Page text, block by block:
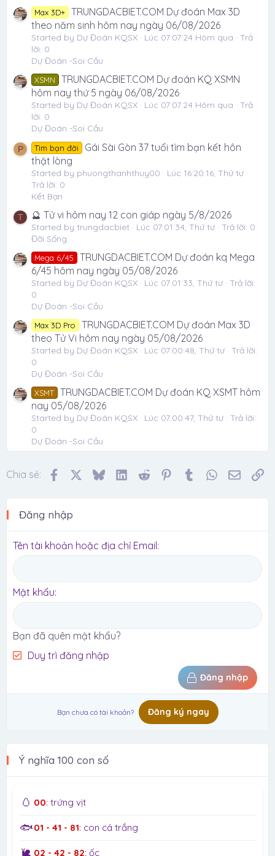
Max 3D+
TRUNGDACBIET.COM Dự đoán Max 3D
theo năm sinh hôm nay ngày 06/08/2026
Started by Dự Đoán KQSX Lúc 07:07:24 Hôm qua
Trả
lời: 0
Dự Đoán -Soi Cầu
XSMN
TRUNGDACBIET.COM Dự đoán KQ XSMN
hôm nay thứ 5 ngày 06/08/2026
Started by Dự Đoán KQSX Lúc 07:07:24 Hôm qua
Trả
lời: 0
Dự Đoán -Soi Cầu
P Tìm bạn đời
Gái Sài Gòn 37 tuổi tìm bạn kết hôn
thật lòng
Started by phuongthanhthuy00
Lúc 16:20:16, Thứ tư
Trả lời: 0
Kết Bạn
T 🔮 Tử vi hôm nay 12 con giáp ngày 5/8/2026
Started by trungdacbiet Lúc 07:01:34, Thứ tư Trả lời: 0
Đời Sống
Mega 6/45
TRUNGDACBIET.COM Dự đoán kq Mega
6/45 hôm nay ngày 05/08/2026
Started by Dự Đoán KQSX Lúc 07:01:33, Thứ tư Trả lời:
0
Dự Đoán -Soi Cầu
Max 3D Pro
TRUNGDACBIET.COM Dự đoán Max 3D
theo Tử Vi hôm nay ngày 05/08/2026
Started by Dự Đoán KQSX Lúc 07:00:48, Thứ tư Trả lời:
0
Dự Đoán -Soi Cầu
XSMT TRUNGDACBIET.COM Dự đoán KQ XSMT hôm
nay 05/08/2026
Started by Dự Đoán KQSX Lúc 07:00:47, Thứ tư Trả lời:
0
Dự Đoán -Soi Cầu
Chia sẻ: FacebookBlueskyLinkedIn
Reddit Pinterest
Tumblr WhatsApp
Email
Đăng nhập
Tên tài khoản hoặc địa chỉ Email
Mật khẩu
Bạn đã quên mật khẩu?
Duy trì đăng nhập
Đăng nhập
Bạn chưa có tài khoản? Đăng ký ngay
Ý nghĩa 100 con số
🥚 00: trứng vịt
🐟01 - 41 - 81: con cá trắng
🐌 02 - 42 - 82: ốc